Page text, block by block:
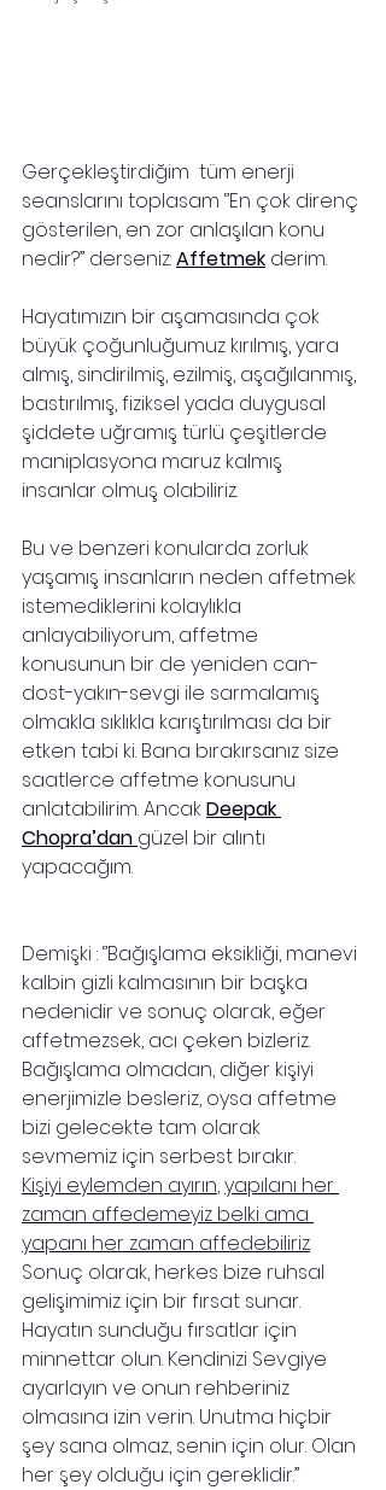
Gerçekleştirdiğim  tüm enerji
seanslarını toplasam ‘’En çok direnç
gösterilen, en zor anlaşılan konu
nedir?’’ derseniz: Affetmek derim.
Hayatımızın bir aşamasında çok
büyük çoğunluğumuz kırılmış, yara
almış, sindirilmiş, ezilmiş, aşağılanmış,
bastırılmış, fiziksel yada duygusal
şiddete uğramış türlü çeşitlerde
maniplasyona maruz kalmış
insanlar olmuş olabiliriz.
Bu ve benzeri konularda zorluk
yaşamış insanların neden affetmek
istemediklerini kolaylıkla
anlayabiliyorum, affetme
konusunun bir de yeniden can-
dost-yakın-sevgi ile sarmalamış
olmakla sıklıkla karıştırılması da bir
etken tabi ki. Bana bırakırsanız size
saatlerce affetme konusunu
anlatabilirim. Ancak Deepak
Chopra’dan güzel bir alıntı
yapacağım.
Demişki : ‘’Bağışlama eksikliği, manevi
kalbin gizli kalmasının bir başka
nedenidir ve sonuç olarak, eğer
affetmezsek, acı çeken bizleriz.
Bağışlama olmadan, diğer kişiyi
enerjimizle besleriz, oysa affetme
bizi gelecekte tam olarak
sevmemiz için serbest bırakır.
Kişiyi eylemden ayırın, yapılanı her
zaman affedemeyiz belki ama
yapanı her zaman affedebiliriz.
Sonuç olarak, herkes bize ruhsal
gelişimimiz için bir fırsat sunar.
Hayatın sunduğu fırsatlar için
minnettar olun. Kendinizi Sevgiye
ayarlayın ve onun rehberiniz
olmasına izin verin. Unutma hiçbir
şey sana olmaz, senin için olur. Olan
her şey olduğu için gereklidir.’’